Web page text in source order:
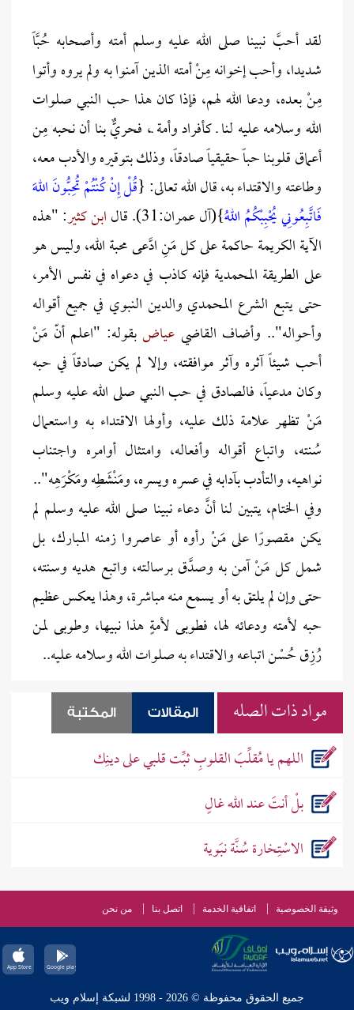
لقد أحبَّ نبينا صلى الله عليه وسلم أمته وأصحابه حُبَّاً
شديدا، وأحب إخوانه مِنْ أمته الذين آمنوا به ولم يروه وأتوا
مِنْ بعده، ودعا الله لهم، فإذا كان هذا حب النبي صلوات
الله وسلامه عليه لنا ـ كأفراد وأمة ـ، فحريٌّ بنا أن نحبه مِن
أعماق قلوبنا حباً حقيقياً صادقاً، وذلك بتوقيره والأدب معه،
وطاعته والاقتداء به، قال الله تعالى: {قُلْ إِنْ كُنْتُمْ تُحِبُّونَ اللهَ
فَاتَّبِعُونِي يُحْبِبْكُمُ اللهُ}(آل عمران:31). قال ابن كثير: "هذه
الآية الكريمة حاكمة على كل مَنِ ادَّعى محبة الله، وليس هو
على الطريقة المحمدية فإنه كاذب في دعواه في نفس الأمر،
حتى يتبع الشرع المحمدي والدين النبوي في جميع أقواله
وأحواله".. وأضاف القاضي عياضبقوله: "اعلم أنّ مَنْ
أحب شيئاً آثره وآثر موافقته، وإلا لم يكن صادقاً في حبه
وكان مدعياً، فالصادق في حب النبي صلى الله عليه وسلم
مَنْ تظهر علامة ذلك عليه، وأولها الاقتداء به واستعمال
سُنته، واتباع أقواله وأفعاله، وامتثال أوامره واجتناب
نواهيه، والتأدب بآدابه في عسره ويسره، ومَنْشَطِه ومَكْرَهِه"..
وفي الختام، يتبين لنا أنَّ دعاء نبينا صلى الله عليه وسلم لم
يكن مقصورًا على مَنْ رأوه أو عاصروا زمنه المبارك، بل
شمل كل مَنْ آمن به وصدَّق برسالته، واتبع هديه وسنته،
حتى وإن لم يلتق به أو يسمع منه مباشرة، وهذا يعكس عظيم
حبه لأمته ودعائه لها، فطوبى لأمةٍ هذا نبيها، وطوبى لمن
رُزِق حُسْن اتباعه والاقتداء به صلوات الله وسلامه عليه..
مواد ذات الصله المقالات المكتبة
اللهم يا مُقلِّبَ القلوبِ ثبِّت قلبي على دينِك
بلْ أنتَ عند الله غالٍ
الاسْتِخارة سُنَّة نبَوية
وثيقة الخصوصية اتفاقية الخدمة اتصل بنا من نحن
جميع الحقوق محفوظة © 2026 - 1998 لشبكة إسلام ويب